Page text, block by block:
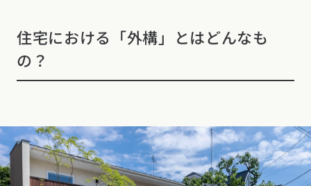
住宅における「外構」とはどんなも
の？